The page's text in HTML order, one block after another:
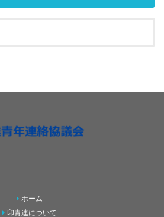
ホーム
印青連について